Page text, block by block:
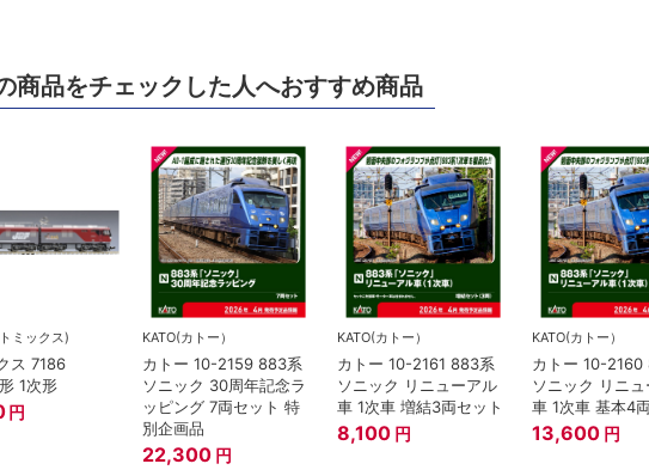
商品をチェックした人へおすすめ商品
ミックス)
ス 7186
1次形
円
KATO(カトー）
カトー 10-2159 883系
ソニック 30周年記念ラ
ッピング 7両セット 特
別企画品
22,300 円
KATO(カトー）
カトー 10-2161 883系
ソニック リニューアル
車 1次車 増結3両セット
8,100 円
KATO(カトー）
カトー 10-2160
ソニック リニ
車 1次車 基本4
13,600 円